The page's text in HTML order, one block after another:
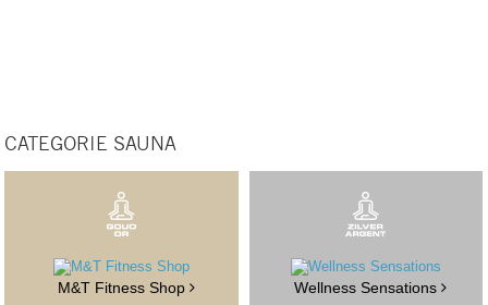
CATEGORIE SAUNA
M&T Fitness Shop
Wellness Sensations